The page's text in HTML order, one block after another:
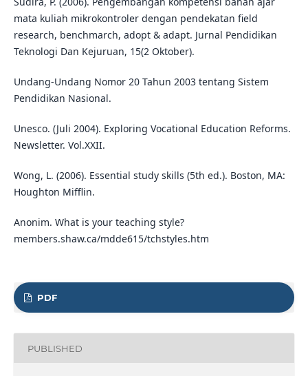
mata kuliah mikrokontroler dengan pendekatan field
research, benchmarch, adopt & adapt. Jurnal Pendidikan
Teknologi Dan Kejuruan, 15(2 Oktober).
Undang-Undang Nomor 20 Tahun 2003 tentang Sistem
Pendidikan Nasional.
Unesco. (Juli 2004). Exploring Vocational Education Reforms.
Newsletter. Vol.XXII.
Wong, L. (2006). Essential study skills (5th ed.). Boston, MA:
Houghton Mifflin.
Anonim. What is your teaching style?
members.shaw.ca/mdde615/tchstyles.htm
PDF
PUBLISHED